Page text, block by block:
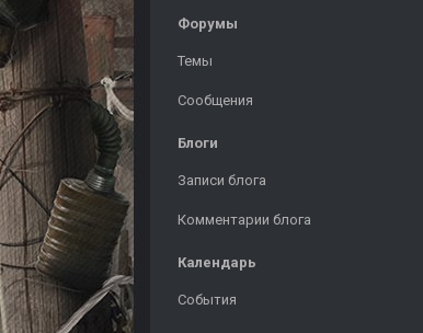
Форумы
Темы
Сообщения
Блоги
Записи блога
Комментарии блога
Календарь
События